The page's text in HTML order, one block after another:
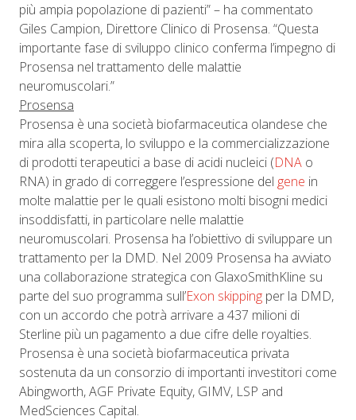
più ampia popolazione di pazienti” – ha commentato
Giles Campion, Direttore Clinico di Prosensa. “Questa
importante fase di sviluppo clinico conferma l’impegno di
Prosensa nel trattamento delle malattie
neuromuscolari.”
Prosensa
Prosensa è una società biofarmaceutica olandese che
mira alla scoperta, lo sviluppo e la commercializzazione
di prodotti terapeutici a base di acidi nucleici (DNA o
RNA) in grado di correggere l’espressione del gene in
molte malattie per le quali esistono molti bisogni medici
insoddisfatti, in particolare nelle malattie
neuromuscolari. Prosensa ha l’obiettivo di sviluppare un
trattamento per la DMD. Nel 2009 Prosensa ha avviato
una collaborazione strategica con GlaxoSmithKline su
parte del suo programma sull’Exon skipping per la DMD,
con un accordo che potrà arrivare a 437 milioni di
Sterline più un pagamento a due cifre delle royalties.
Prosensa è una società biofarmaceutica privata
sostenuta da un consorzio di importanti investitori come
Abingworth, AGF Private Equity, GIMV, LSP and
MedSciences Capital.